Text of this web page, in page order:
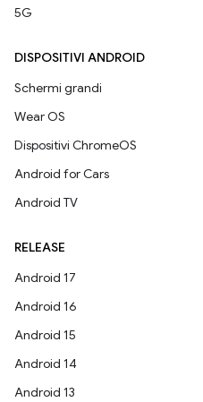
5G
DISPOSITIVI ANDROID
Schermi grandi
Wear OS
Dispositivi ChromeOS
Android for Cars
Android TV
RELEASE
Android 17
Android 16
Android 15
Android 14
Android 13